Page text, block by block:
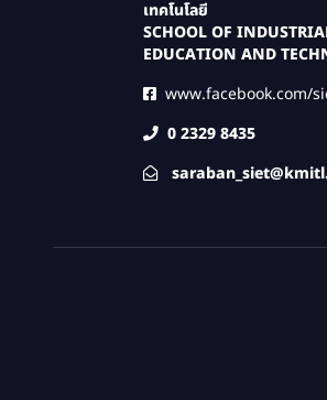
เทคโนโลยี
SCHOOL OF
EDUCATION AND
www.facebook.com/
0 2329 8435